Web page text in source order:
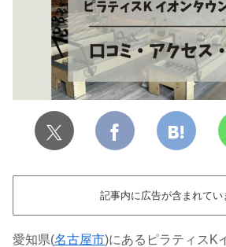
記事内に広告が含まれてい
愛知県(名古屋市)にあるピラティスK